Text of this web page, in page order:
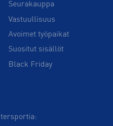
Seurakauppa
Vastuullisuus
Avoimet työpaikat
Suositut sisällöt
Black Friday